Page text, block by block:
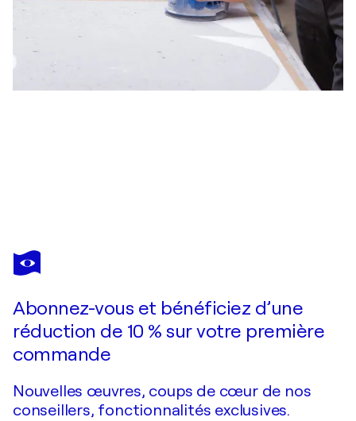
JOHAN SÖDERSTRÖM
#99 Distal Other (Mona Lisa)
Abonnez-vous et bénéficiez d’une
réduction de 10 % sur votre première
commande
Nouvelles œuvres, coups de cœur de nos
conseillers, fonctionnalités exclusives.